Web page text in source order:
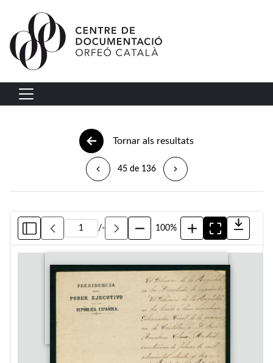
Vés al contingut
Navegació principal
Tornar als resultats
45 de 136
/- 100%